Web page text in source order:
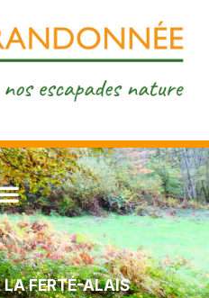
LA FERTÉ-ALAIS